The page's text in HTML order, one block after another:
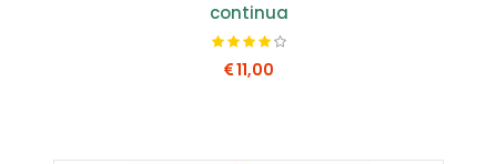
continua
11,00